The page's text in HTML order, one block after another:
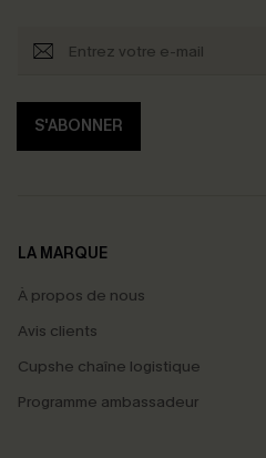
S'ABONNER
LA MARQUE
À propos de nous
Avis clients
Cupshe chaîne logistique
Programme ambassadeur